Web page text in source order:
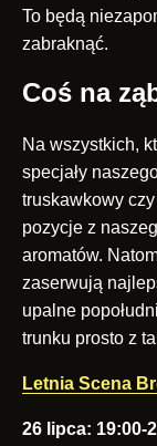
To będą
zabraknąć.
Coś na
Na wszystkich,
specjały
truskawkowy
pozycje z
aromatów.
zaserwują
upalne
trunku prosto z
Letnia Scena
26 lipca: 19:00-